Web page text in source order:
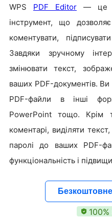
WPS PDF Editor — це
інструмент, що
коментувати,
Завдяки зручному
змінювати текст,
ваших PDF-документів.
PDF-файли в інші
PowerPoint тощо. Крім
коментарі, виділяти
паролі до ваших PDF-
функціональність і